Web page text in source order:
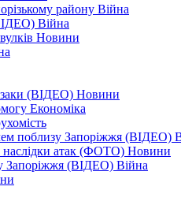
району Війна
Війна
Новини
(ВІДЕО) Новини
Економіка
поблизу Запоріжжя (ВІДЕО)
наслідки атак (ФОТО) Новини
Запоріжжя (ВІДЕО) Війна